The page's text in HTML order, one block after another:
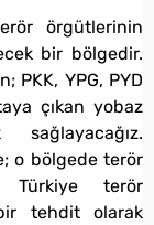
örgütlerinin
bir bölgedir.
PKK, YPG, PYD
çıkan yobaz
o bölgede terör
Türkiye terör
tehdit olarak